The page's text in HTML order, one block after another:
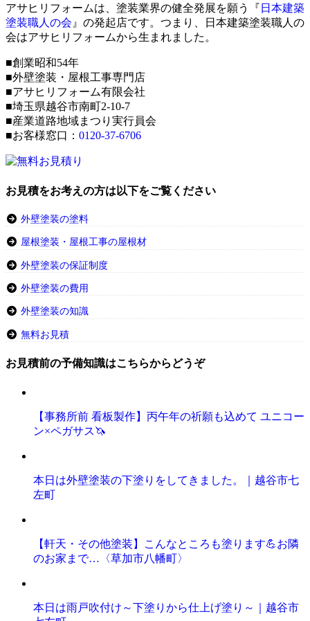
アサヒリフォームは、塗装業界の健全発展を願う『 日本建築
塗装職人の会 』の発起店です。つまり、日本建築塗装職人の
会はアサヒリフォームから生まれました。
■創業昭和54年
■外壁塗装・屋根工事専門店
■アサヒリフォーム有限会社
■埼玉県越谷市南町2-10-7
■産業道路地域まつり実行員会
■お客様窓口： 0120-37-6706
お見積をお考えの方は以下をご覧ください
外壁塗装の塗料
屋根塗装・屋根工事の屋根材
外壁塗装の保証制度
外壁塗装の費用
外壁塗装の知識
無料お見積
お見積前の予備知識はこちらからどうぞ
【事務所前 看板製作】丙午年の祈願も込めて ユニコー
ン×ペガサス🦄
本日は外壁塗装の下塗りをしてきました。｜越谷市七
左町
【軒天・その他塗装】こんなところも塗ります💪お隣
のお家まで…〈草加市八幡町〉
本日は雨戸吹付け～下塗りから仕上げ塗り～｜越谷市